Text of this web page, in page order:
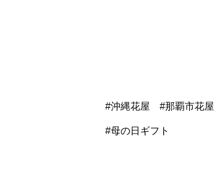
#沖縄花屋 #那覇市花
#母の日ギフト